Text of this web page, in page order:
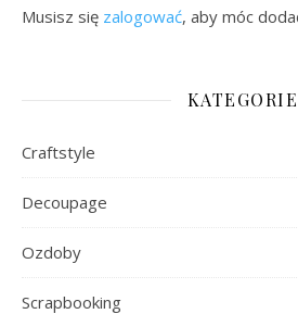
Musisz się zalogować, aby móc
KATEGORIE
Craftstyle
Decoupage
Ozdoby
Scrapbooking